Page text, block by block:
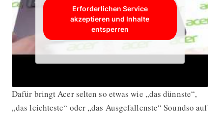
Erforderlichen Service
akzeptieren und Inhalte
entsperren
Dafür bringt Acer selten so etwas wie „das dünnste“,
„das leichteste“ oder „das Ausgefallenste“ Soundso auf